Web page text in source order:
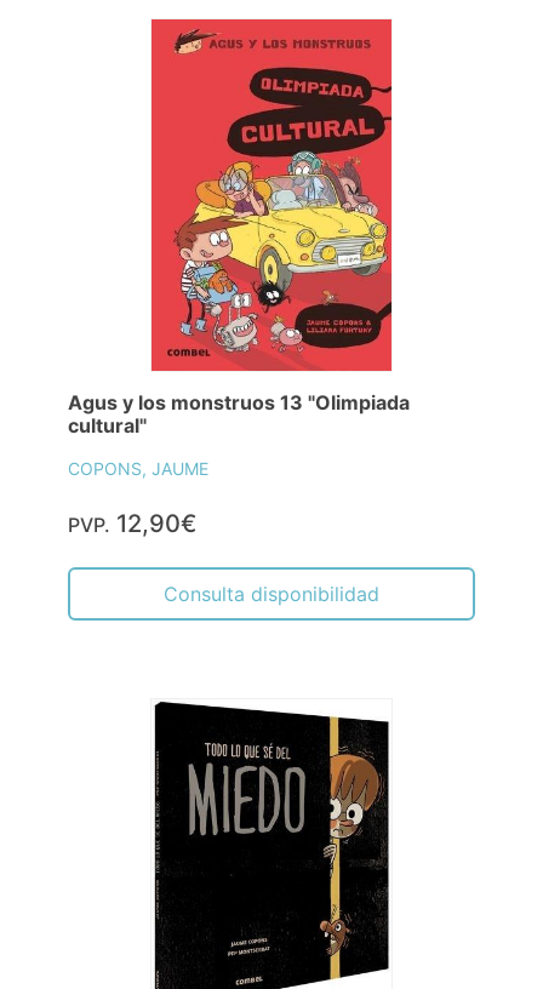
Agus y los monstruos 13 "Olimpiada
cultural"
COPONS, JAUME
PVP. 12,90€
Consulta disponibilidad